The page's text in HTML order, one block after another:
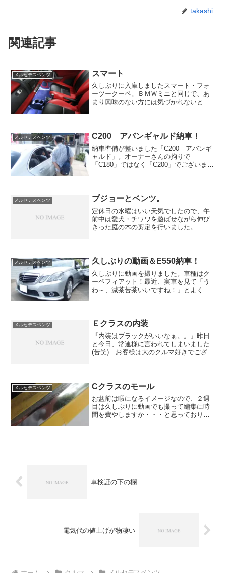
takashi
関連記事
メルセデスベンツ スマート
久しぶりに入庫しましたスマート・フォ
ーツークーペ。ＢＭＷミニと同じで、あ
まり興味のない方には気づかれないと思
それは第１世代です。 最初の...
メルセデスベンツ C200 アバンギャルド納車！
納車準備が整いました「C200 アバンギ
ャルド」。オーナーさんの拘りで
「C180」ではなく「C200」でございま
メルセデスベンツ プジョーとベンツ。
定休日の水曜はいい天気でしたので、午
前中は愛犬・チワワを遊ばせながら伸び
きった庭の木の剪定を行いました。 剪
そんなに切れるものではな...
メルセデスベンツ 久しぶりの動画＆E550納車！
久しぶりに動画を撮りました。車種はク
ーペフィアット！最近、実車を見て「う
わ～、滅茶苦茶いいですね！」とよく言
ている「関島企画」さん...
メルセデスベンツ Ｅクラスの内装
『内装はブラックがいいなぁ。。』昨日
と今日、常連様に言われてしまいました
(苦笑) お客様は大のクルマ好きでござい
ませんが、自信を持っ...
メルセデスベンツ Cクラスのモール
お盆前は暇になるイメージなので、２週
目は久しぶりに動画でも撮って編集に時
間を費やしますか・・・と思っておりま
車検証の下の欄
電気代の値上げが物凄い